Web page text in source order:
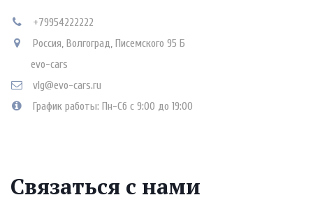
+79954222222
Россия, Волгоград, Писемского 95 Б
evo-cars
vlg@evo-cars.ru
График работы: Пн-Сб с 9:00 до 19:00
Связаться с нами